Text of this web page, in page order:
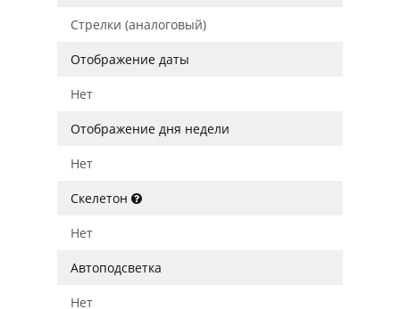
Стрелки (аналоговый)
Отображение даты
Нет
Отображение дня недели
Нет
Скелетон
Нет
Автоподсветка
Нет